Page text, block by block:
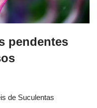
pendentes
de Suculentas